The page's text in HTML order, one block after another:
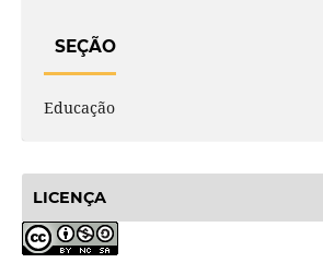
SEÇÃO
Educação
LICENÇA